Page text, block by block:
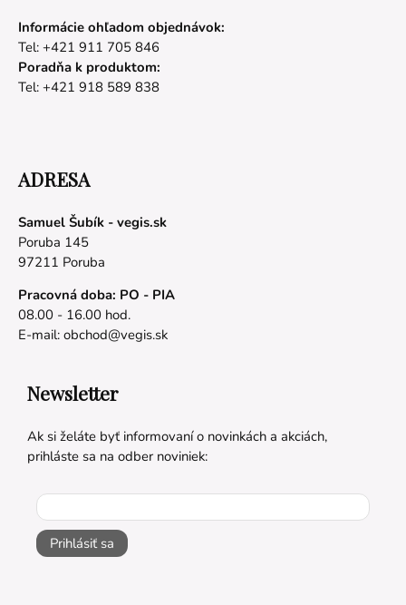
Informácie ohľadom objednávok:
Tel: +421 911 705 846
Poradňa k produktom:
Tel: +421 918 589 838
ADRESA
Samuel Šubík - vegis.sk
Poruba 145
97211 Poruba
Pracovná doba: PO - PIA
08.00 - 16.00 hod.
E-mail: obchod@vegis.sk
Newsletter
Ak si želáte byť informovaní o novinkách a akciách,
prihláste sa na odber noviniek:
Prihlásiť sa